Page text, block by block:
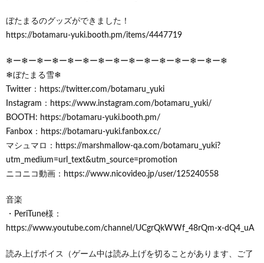
ぼたまるのグッズができました！
https://botamaru-yuki.booth.pm/items/4447719
❄ー❄ー❄ー❄ー❄ー❄ー❄ー❄ー❄ー❄ー❄ー❄ー❄ー❄ー❄
❄ぼたまる雪❄
Twitter：https://twitter.com/botamaru_yuki
Instagram：https://www.instagram.com/botamaru_yuki/
BOOTH: https://botamaru-yuki.booth.pm/
Fanbox：https://botamaru-yuki.fanbox.cc/
マシュマロ：https://marshmallow-qa.com/botamaru_yuki?
utm_medium=url_text&utm_source=promotion
ニコニコ動画：https://www.nicovideo.jp/user/125240558
音楽
・PeriTune様：
https://www.youtube.com/channel/UCgrQkWWf_48rQm-x-dQ4_uA
読み上げボイス（ゲーム中は読み上げを切ることがあります、ご了